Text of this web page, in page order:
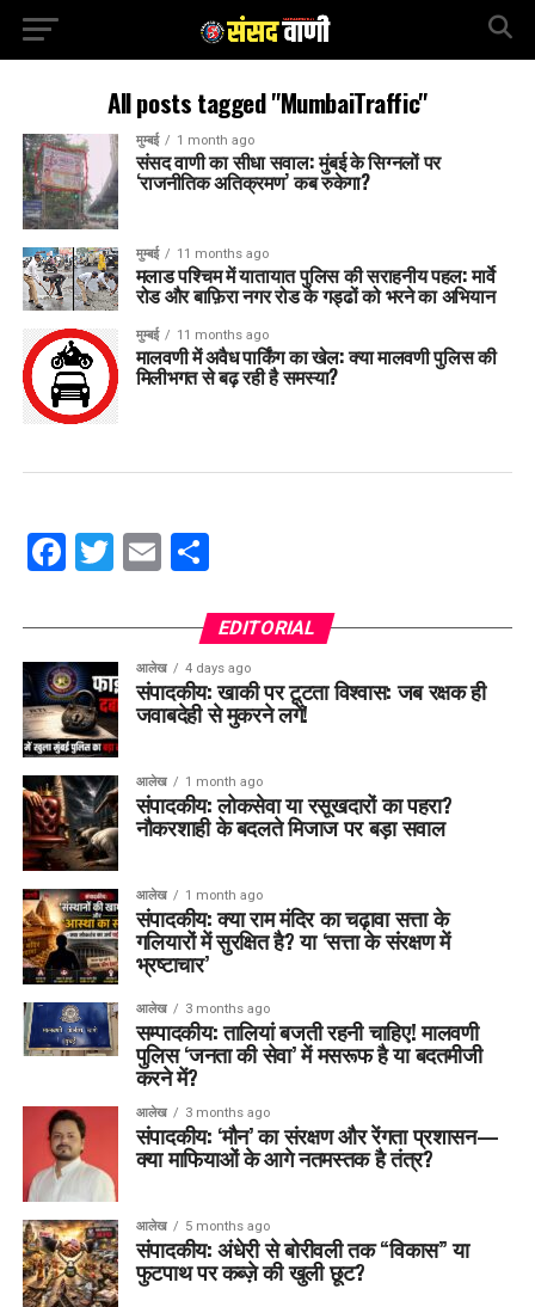
All posts tagged "MumbaiTraffic"
मुम्बई 1 month ago
संसद वाणी का सीधा सवाल: मुंबई के सिग्नलों पर
‘राजनीतिक अतिक्रमण’ कब रुकेगा?
मुम्बई 11 months ago
मलाड पश्चिम में यातायात पुलिस की सराहनीय पहल: मार्वे
रोड और बाफ़िरा नगर रोड के गड्ढों को भरने का अभियान
मुम्बई 11 months ago
मालवणी में अवैध पार्किंग का खेल: क्या मालवणी पुलिस की
मिलीभगत से बढ़ रही है समस्या?
Facebook
Twitter
EmailShare
EDITORIAL
आलेख 4 days ago
संपादकीय: खाकी पर टूटता विश्वास: जब रक्षक ही
जवाबदेही से मुकरने लगें!
आलेख 1 month ago
संपादकीय: लोकसेवा या रसूखदारों का पहरा?
नौकरशाही के बदलते मिजाज पर बड़ा सवाल
आलेख 1 month ago
संपादकीय: क्या राम मंदिर का चढ़ावा सत्ता के
गलियारों में सुरक्षित है? या ‘सत्ता के संरक्षण में
भ्रष्टाचार’
आलेख 3 months ago
सम्पादकीय: तालियां बजती रहनी चाहिए! मालवणी
पुलिस ‘जनता की सेवा’ में मसरूफ है या बदतमीजी
करने में?
आलेख 3 months ago
संपादकीय: ‘मौन’ का संरक्षण और रेंगता प्रशासन—
क्या माफियाओं के आगे नतमस्तक है तंत्र?
आलेख 5 months ago
संपादकीय: अंधेरी से बोरीवली तक “विकास” या
फुटपाथ पर कब्ज़े की खुली छूट?